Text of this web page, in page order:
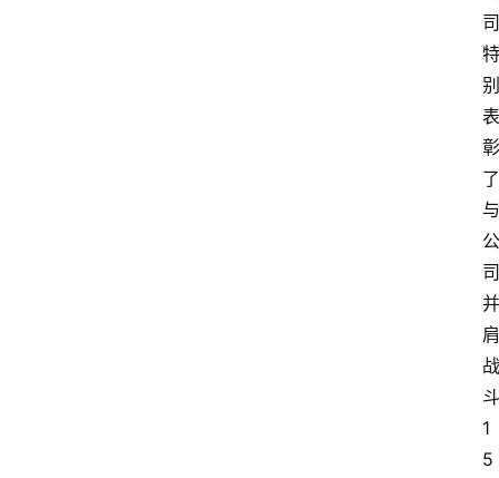
司
特
别
表
彰
了
与
公
司
并
肩
战
斗
1
5